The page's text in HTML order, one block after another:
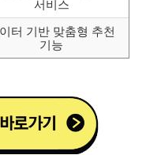
서비스
터 기반 맞춤형 추천
기능